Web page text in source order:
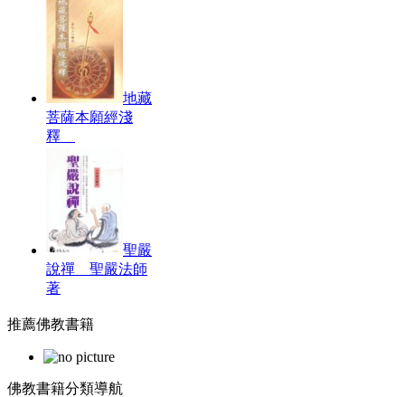
地藏
菩薩本願經淺
釋
聖嚴
說禪 聖嚴法師
著
推薦佛教書籍
佛教書籍分類導航